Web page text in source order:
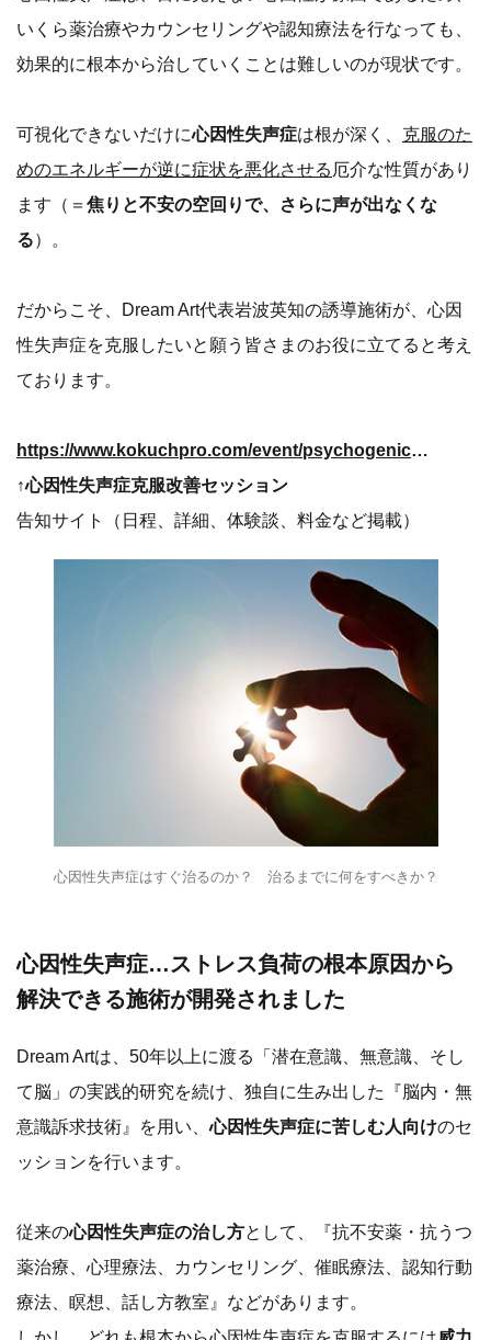
いくら薬治療やカウンセリングや認知療法を行なっても、
効果的に根本から治していくことは難しいのが現状です。
可視化できないだけに心因性失声症は根が深く、 克服のた
めのエネルギーが逆に症状を悪化させる 厄介な性質があり
ます（＝ 焦りと不安の空回りで、さらに声が出なくな
る）。
だからこそ、Dream Art代表岩波英知の誘導施術が、心因
性失声症を克服したいと願う皆さまのお役に立てると考え
ております。
https://www.kokuchpro.com/event/psychogenic_aphonia/1671014/
↑心因性失声症克服改善セッション
告知サイト（日程、詳細、体験談、料金など掲載）
心因性失声症はすぐ治るのか？ 治るまでに何をすべきか？
心因性失声症…ストレス負荷の根本原因から
解決できる施術が開発されました
Dream Artは、50年以上に渡る「潜在意識、無意識、そし
て脳」の実践的研究を続け、独自に生み出した『脳内・無
意識訴求技術』を用い、心因性失声症に苦しむ人向けのセ
ッションを行います。
従来の心因性失声症の治し方として、『抗不安薬・抗うつ
薬治療、心理療法、カウンセリング、催眠療法、認知行動
療法、瞑想、話し方教室』などがあります。